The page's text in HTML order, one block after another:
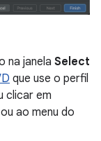
na janela Select
que use o perfil
clicar em
ou ao menu do